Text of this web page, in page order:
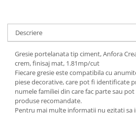
Descriere
Gresie portelanata tip ciment, Anfora
crem, finisaj mat, 1.81mp/cut
Fiecare gresie este compatibila cu
piese decorative, care pot fi identificate
numele familiei din care fac parte sau
produse recomandate.
Pentru mai multe informatii nu ezitati sa